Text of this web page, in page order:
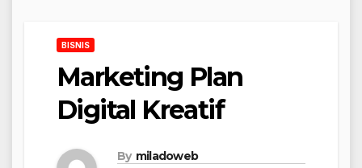
BISNIS
Marketing Plan
Digital Kreatif
By miladoweb